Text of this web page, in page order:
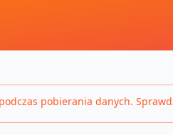
pobierania danych.